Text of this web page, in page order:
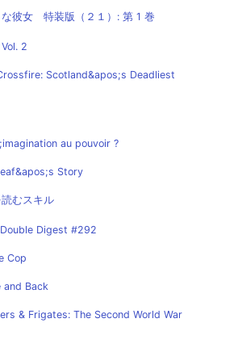
な彼女 特装版（２１）: 第 1 巻
2
Scotland&apos;s Deadliest
au pouvoir ?
Story
むスキル
Digest #292
Cop
and Back
& Frigates: The Second World War